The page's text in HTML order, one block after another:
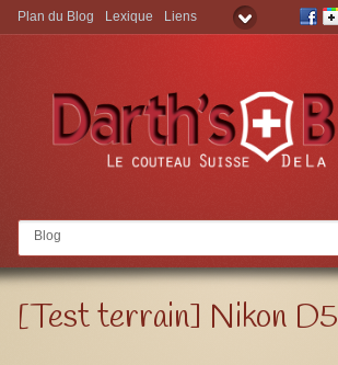
Aller à:
Plan du Blog Lexique Liens
[Test terrain] Nikon D5